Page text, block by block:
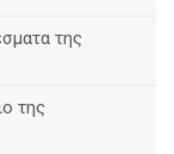
της
της